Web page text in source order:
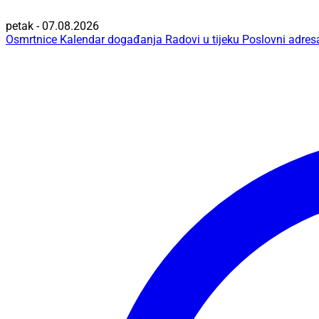
petak - 07.08.2026
Osmrtnice Kalendar događanja Radovi u tijeku Poslovni